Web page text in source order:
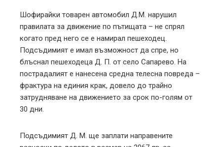
Шофирайки товарен автомобил Д.М. нарушил
правилата за движение по пътищата – не спрял
когато пред него се е намирал пешеходец.
Подсъдимият е имал възможност да спре, но
блъснал пешеходеца Д. П. от село Сапарево. На
пострадалият е нанесена средна телесна повреда –
фрактура на единия крак, довело до трайно
затрудняване на движението за срок по-голям от
30 дни.
Подсъдимият Д. М. ще заплати направените